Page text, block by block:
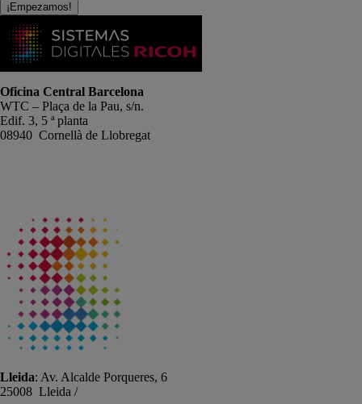
¡Empezamos!
Oficina Central Barcelona
WTC – Plaça de la Pau, s/n.
Edif. 3, 5 ª planta
08940 Cornellà de Llobregat
Lleida: Av. Alcalde Porqueres, 6
25008 Lleida /